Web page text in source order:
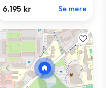
6.195 kr Se mere